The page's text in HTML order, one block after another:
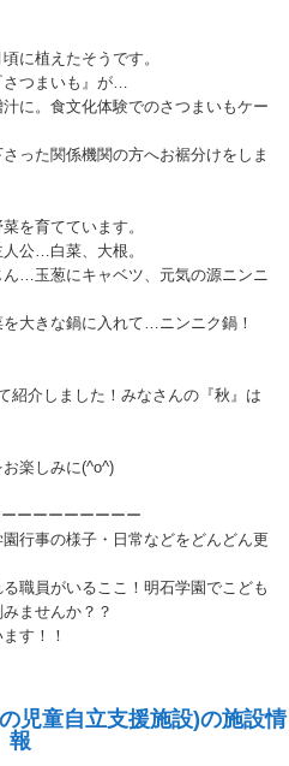
に植えたそうです。
さつまいも』が…
に。食文化体験でのさつまいもケー
った関係機関の方へお裾分けをしま
を育てています。
公…白菜、大根。
…玉葱にキャベツ、元気の源ニンニ
大きな鍋に入れて…ニンニク鍋！
紹介しました！みなさんの『秋』は
楽しみに(^o^)
ーーーーーーーー
行事の様子・日常などをどんどん更
職員がいるここ！明石学園でこども
ませんか？？
す！！
児童自立支援施設)の施設情
報